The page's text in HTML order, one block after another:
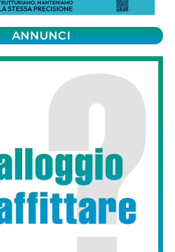
ANNUNCI